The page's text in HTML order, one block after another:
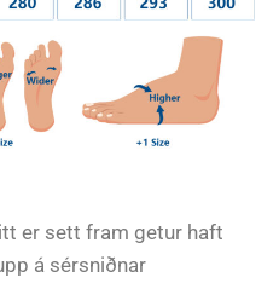
er sett fram getur haft
á sérsniðnar